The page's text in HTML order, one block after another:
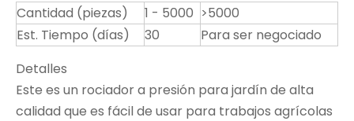
Cantidad (piezas)
1 - 5000 >5000
Est. Tiempo (días)
30
Para ser negociado
Detalles
Este es un rociador a presión para jardín de alta
calidad que es fácil de usar para trabajos agrícolas